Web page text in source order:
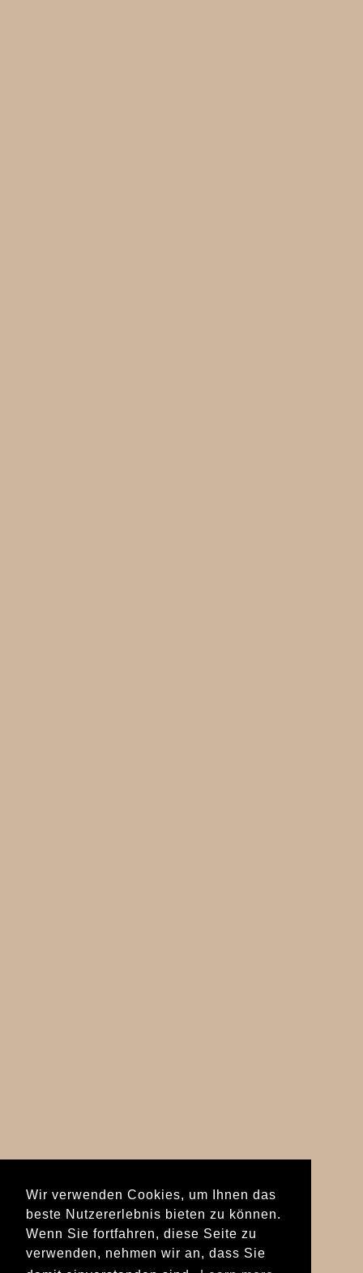
Wir verwenden Cookies, um Ihnen das
beste Nutzererlebnis bieten zu können.
Wenn Sie fortfahren, diese Seite zu
verwenden, nehmen wir an, dass Sie